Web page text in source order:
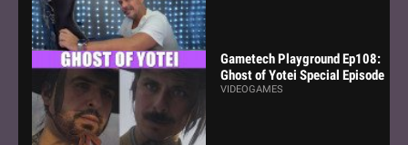
Gametech Playground Ep108:
Ghost of Yotei Special Episode
VIDEOGAMES